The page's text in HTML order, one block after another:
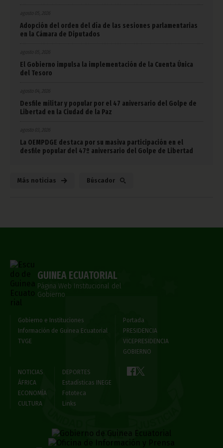
agosto 05, 2026
Adopción del orden del día de las sesiones parlamentarias
en la Cámara de Diputados
agosto 05, 2026
El Gobierno impulsa la implementación de la Cuenta Única
del Tesoro
agosto 04, 2026
Desfile militar y popular por el 47 aniversario del Golpe de
Libertad en la Ciudad de la Paz
agosto 03, 2026
La OEMPDGE destaca por su masiva participación en el
desfile popular del 47º aniversario del Golpe de Libertad
Más noticias Búscador
GUINEA ECUATORIAL
Página Web Institucional del
Gobierno
Gobierno e Instituciones
Información de Guinea Ecuatorial
TVGE
Portada
PRESIDENCIA
VICEPRESIDENCIA
GOBIERNO
NOTICIAS
ÁFRICA
ECONOMÍA
CULTURA
DEPORTES
Estadísticas INEGE
Fototeca
Links